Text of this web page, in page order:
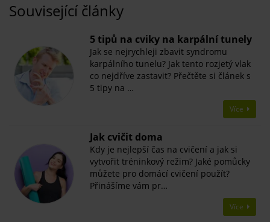
Související články
5 tipů na cviky na karpální tunely
Jak se nejrychleji zbavit syndromu
karpálního tunelu? Jak tento rozjetý vlak
co nejdříve zastavit? Přečtěte si článek s
5 tipy na …
Více
Jak cvičit doma
Kdy je nejlepší čas na cvičení a jak si
vytvořit tréninkový režim? Jaké pomůcky
můžete pro domácí cvičení použít?
Přinášíme vám pr…
Více